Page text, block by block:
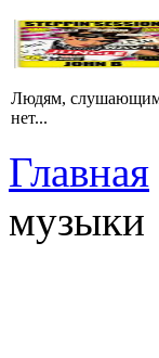
Людям, слушающим
нет...
Главная
музыки